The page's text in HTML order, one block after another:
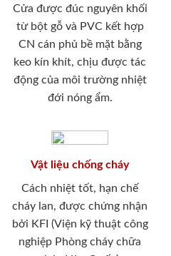
Cửa được đúc nguyên khối
từ bột gỗ và PVC kết hợp
CN cán phủ bề mặt bằng
keo kín khít, chịu được tác
động của môi trường nhiệt
đới nóng ẩm.
Vật liệu chống cháy
Cách nhiệt tốt, hạn chế
cháy lan, được chứng nhận
bởi KFI (Viện kỹ thuật công
nghiệp Phòng cháy chữa